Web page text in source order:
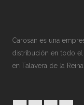
Carosan es una
distribución en todo
en Talavera de la